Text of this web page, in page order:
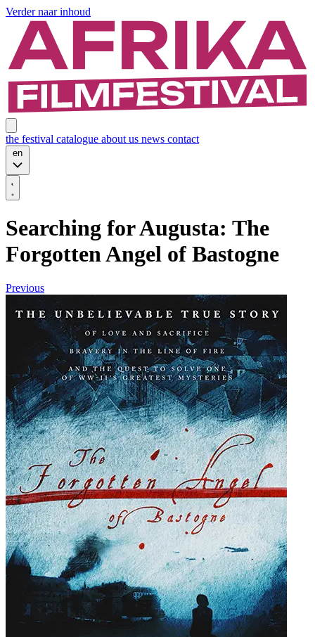
Verder naar inhoud
the festival catalogue about us news contact
en
Searching for Augusta: The
Forgotten Angel of Bastogne
Previous